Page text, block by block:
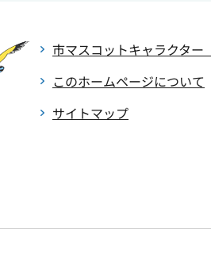
市マスコットキャラクター
このホームページについて
サイトマップ